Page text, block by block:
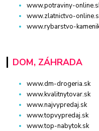
www.potraviny-
www.zlatnictvo-
www.rybarstvo-
DOM, ZÁHRADA
www.dm-drogeria.sk
www.kvalitnytovar.sk
www.najvypredaj.sk
www.topvypredaj.sk
www.top-nabytok.sk